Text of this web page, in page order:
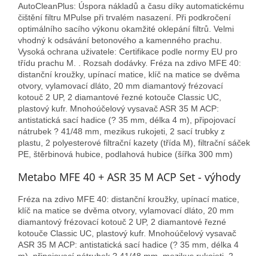
AutoCleanPlus: Úspora nákladů a času díky automatickému
čištění filtru MPulse při trvalém nasazení. Při podkročení
optimálního sacího výkonu okamžité oklepání filtrů. Velmi
vhodný k odsávání betonového a kamenného prachu.
Vysoká ochrana uživatele: Certifikace podle normy EU pro
třídu prachu M. . Rozsah dodávky. Fréza na zdivo MFE 40:
distanční kroužky, upínací matice, klíč na matice se dvěma
otvory, vylamovací dláto, 20 mm diamantový frézovací
kotouč 2 UP, 2 diamantové řezné kotouče Classic UC,
plastový kufr. Mnohoúčelový vysavač ASR 35 M ACP:
antistatická sací hadice (? 35 mm, délka 4 m), připojovací
nátrubek ? 41/48 mm, mezikus rukojeti, 2 sací trubky z
plastu, 2 polyesterové filtrační kazety (třída M), filtrační sáček
PE, štěrbinová hubice, podlahová hubice (šířka 300 mm)
Metabo MFE 40 + ASR 35 M ACP Set - výhody
Fréza na zdivo MFE 40: distanční kroužky, upínací matice,
klíč na matice se dvěma otvory, vylamovací dláto, 20 mm
diamantový frézovací kotouč 2 UP, 2 diamantové řezné
kotouče Classic UC, plastový kufr. Mnohoúčelový vysavač
ASR 35 M ACP: antistatická sací hadice (? 35 mm, délka 4